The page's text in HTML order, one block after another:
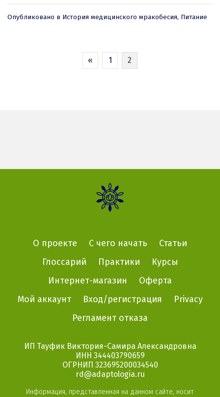
Опубликовано в История медицинского мракобесия, Питание
« 1 2
О проекте С чего начать
Статьи
Глоссарий
Практики
Курсы
Интернет-магазин
Оферта
Мой аккаунт
Вход/регистрация
Privacy
Регламент отказа
ИП Тауфик Виктория-Самира Александровна
ИНН 344403790659
ОГРНИП 323695200034540
rd@adaptologia.ru
Информация, представленная на данном сайте, носит